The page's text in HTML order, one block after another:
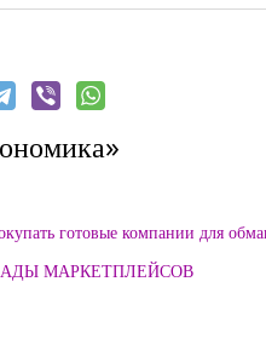
готовые компании для
МАРКЕТПЛЕЙСОВ